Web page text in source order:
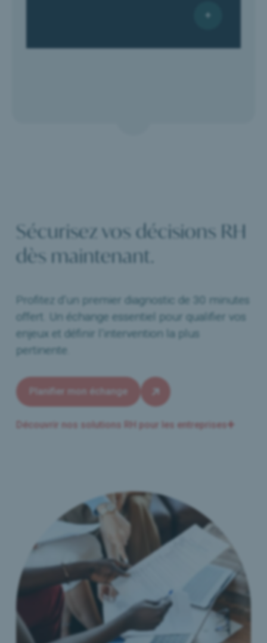
Sécurisez vos décisions RH
dès maintenant.
Profitez d’un premier diagnostic de 30 minutes
offert. Un échange essentiel pour qualifier vos
enjeux et définir l’intervention la plus
pertinente.
Planifier mon échange
Découvrir nos solutions RH pour les entreprises